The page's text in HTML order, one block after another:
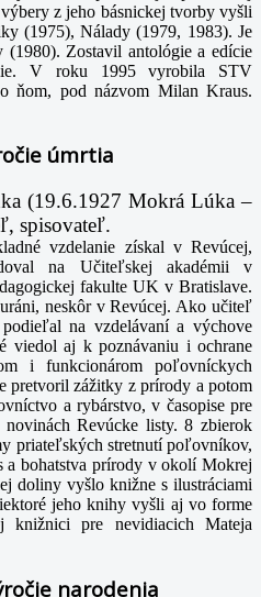
z jeho básnickej tvorby vyšli
(1975), Nálady (1979, 1983). Je
(1980). Zostavil antológie a edície
V roku 1995 vyrobila STV
ňom, pod názvom Milan Kraus.
úmrtia
(19.6.1927 Mokrá Lúka –
spisovateľ.
vzdelanie získal v Revúcej,
na Učiteľskej akadémii v
fakulte UK v Bratislave.
neskôr v Revúcej. Ako učiteľ
na vzdelávaní a výchove
viedol aj k poznávaniu i ochrane
i funkcionárom poľovníckych
pretvoril zážitky z prírody a potom
a rybárstvo, v časopise pre
Revúcke listy. 8 zbierok
priateľských stretnutí poľovníkov,
a bohatstva prírody v okolí Mokrej
doliny vyšlo knižne s ilustráciami
jeho knihy vyšli aj vo forme
knižnici pre nevidiacich Mateja
narodenia